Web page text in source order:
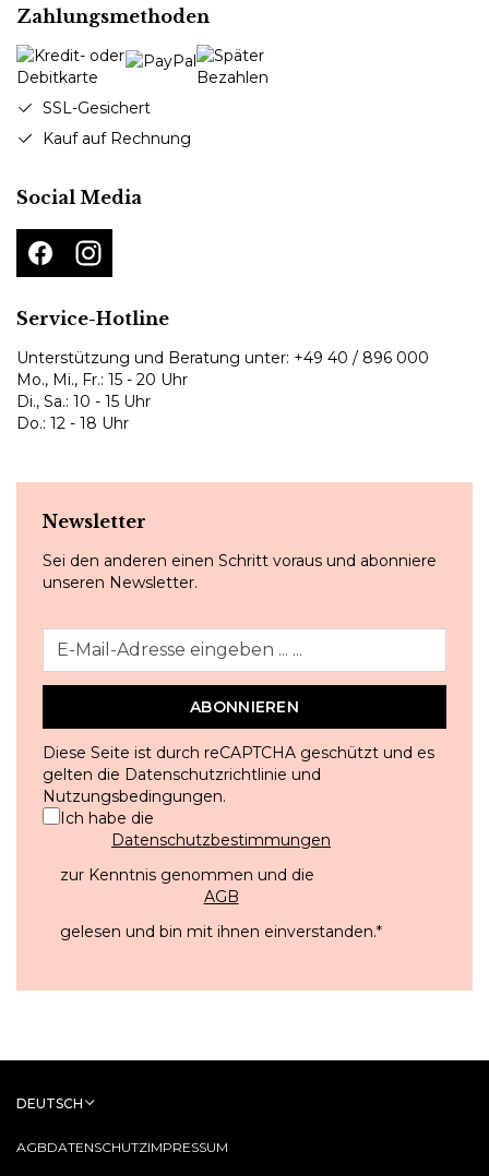
Zahlungsmethoden
SSL-Gesichert
Kauf auf Rechnung
Social Media
Service-Hotline
Unterstützung und Beratung unter: +49 40 / 896 000
Mo., Mi., Fr.: 15 - 20 Uhr
Di., Sa.: 10 - 15 Uhr
Do.: 12 - 18 Uhr
Newsletter
Sei den anderen einen Schritt voraus und abonniere
unseren Newsletter.
ABONNIEREN
Diese Seite ist durch reCAPTCHA geschützt und es
gelten die Datenschutzrichtlinie und
Nutzungsbedingungen.
Ich habe die
Datenschutzbestimmungen
zur Kenntnis genommen und die
AGB
gelesen und bin mit ihnen einverstanden.*
AGBDATENSCHUTZIMPRESSUM
DEUTSCH